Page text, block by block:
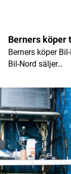
E-postadress
Berners köper
Berners köper
Bil-Nord säljer…